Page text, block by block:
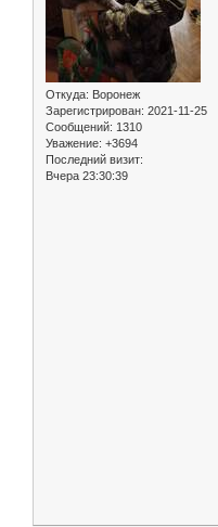
Откуда: Воронеж
Зарегистрирован: 2021-11-25
Сообщений: 1310
Уважение: +3694
Последний визит:
Вчера 23:30:39